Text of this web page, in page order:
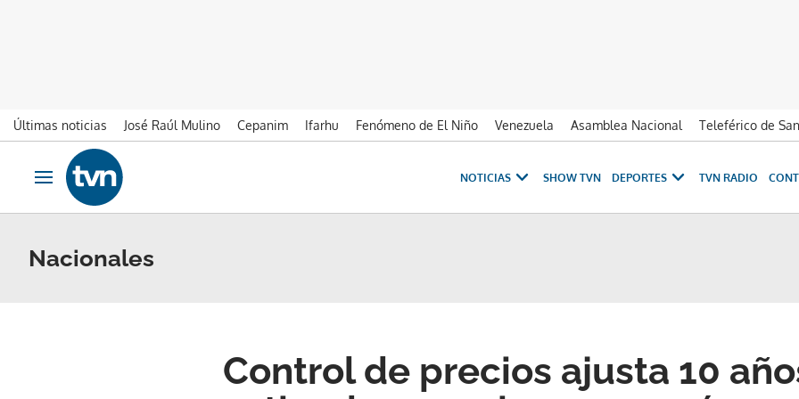
Últimas noticias José Raúl Mulino Cepanim Ifarhu Fenómeno de El Niño Venezuela Asamblea Nacional Teleférico de
Ir al contenido
Obrir navegació
NOTICIAS SHOW TVN DEPORTES TVN RADIO
Nacionales
Control de precios ajusta 10